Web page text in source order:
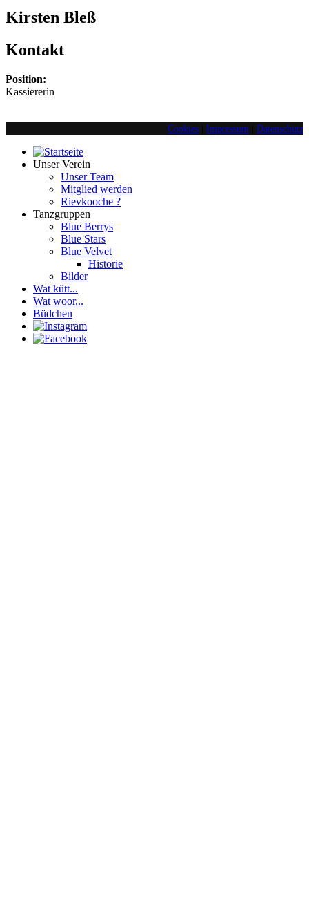
Kirsten Bleß
Kontakt
Position:
Kassiererin
Cookies Impressum Datenschutz
Unser Verein
Unser Team
Mitglied werden
Rievkooche ?
Tanzgruppen
Blue Berrys
Blue Stars
Blue Velvet
Historie
Bilder
Wat kütt...
Wat woor...
Büdchen